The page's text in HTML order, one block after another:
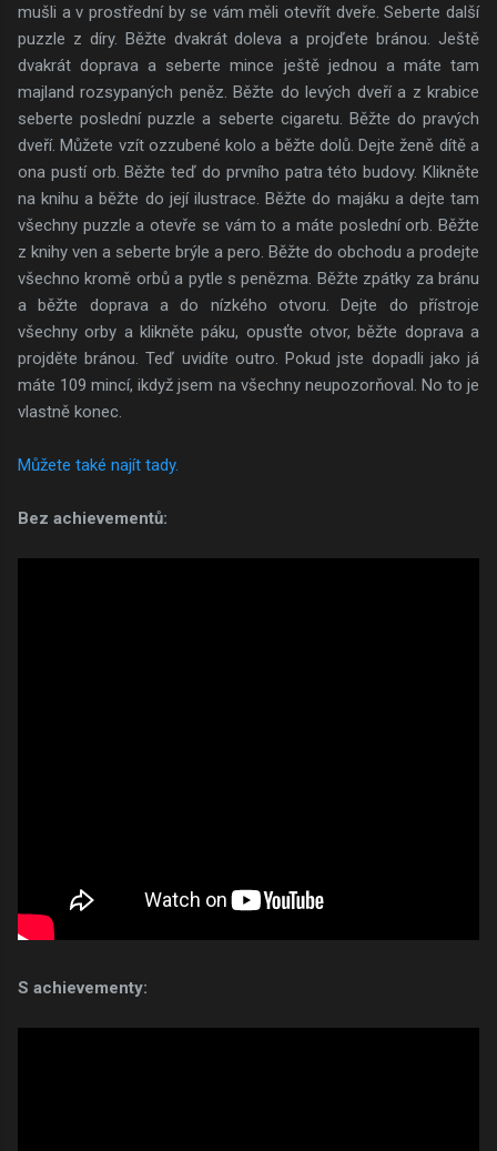
mušli a v prostřední by se vám měli otevřít dveře. Seberte další
puzzle z díry. Běžte dvakrát doleva a projďete bránou. Ještě
dvakrát doprava a seberte mince ještě jednou a máte tam
majland rozsypaných peněz. Běžte do levých dveří a z krabice
seberte poslední puzzle a seberte cigaretu. Běžte do pravých
dveří. Můžete vzít ozzubené kolo a běžte dolů. Dejte ženě dítě a
ona pustí orb. Běžte teď do prvního patra této budovy. Klikněte
na knihu a běžte do její ilustrace. Běžte do majáku a dejte tam
všechny puzzle a otevře se vám to a máte poslední orb. Běžte
z knihy ven a seberte brýle a pero. Běžte do obchodu a prodejte
všechno kromě orbů a pytle s penězma. Běžte zpátky za bránu
a běžte doprava a do nízkého otvoru. Dejte do přístroje
všechny orby a klikněte páku, opusťte otvor, běžte doprava a
projděte bránou. Teď uvidíte outro. Pokud jste dopadli jako já
máte 109 mincí, ikdyž jsem na všechny neupozorňoval. No to je
vlastně konec.
Můžete také najít tady.
Bez achievementů:
S achievementy: